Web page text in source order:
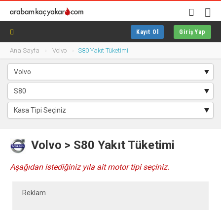
Kayıt Ol Giriş Yap
Ana Sayfa Volvo S80 Yakıt Tüketimi
Volvo > S80 Yakıt Tüketimi
Aşağıdan istediğiniz yıla ait motor tipi seçiniz.
Reklam